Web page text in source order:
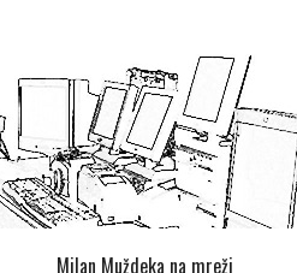
Milan Muždeka na mreži